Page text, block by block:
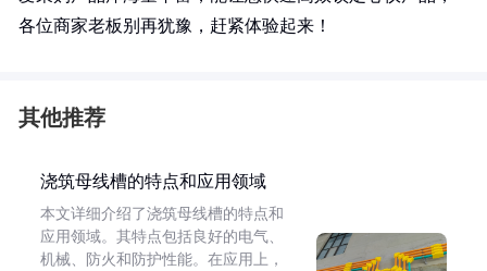
各位商家老板别再犹豫，赶紧体验起来！
其他推荐
浇筑母线槽的特点和应用领域
本文详细介绍了浇筑母线槽的特点和
应用领域。其特点包括良好的电气、
机械、防火和防护性能。在应用上，